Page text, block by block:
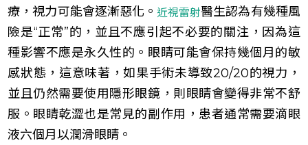
療，視力可能會逐漸惡化。 近視雷射醫生認為有幾種風
險是“正常”的，並且不應引起不必要的關注，因為這
種影響不應是永久性的。眼睛可能會保持幾個月的敏
感狀態，這意味著，如果手術未導致20/20的視力，
並且仍然需要使用隱形眼鏡，則眼睛會變得非常不舒
服。眼睛乾澀也是常見的副作用，患者通常需要滴眼
液六個月以潤滑眼睛。